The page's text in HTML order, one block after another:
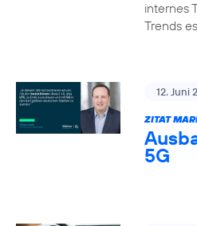
internes
Trends
12. Juni
ZITAT
5G